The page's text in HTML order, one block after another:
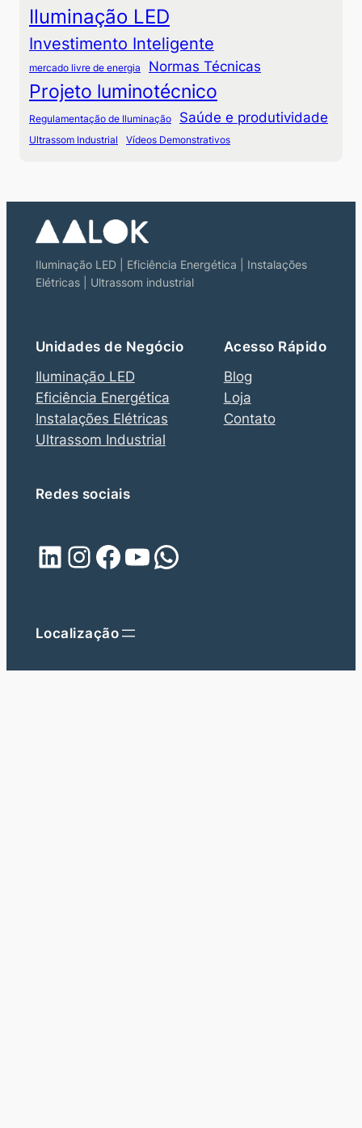
Iluminação LED
Investimento Inteligente
mercado livre de energia Normas Técnicas
Projeto luminotécnico
Regulamentação de Iluminação Saúde e produtividade
Ultrassom Industrial Vídeos Demonstrativos
Iluminação LED | Eficiência Energética | Instalações
Elétricas | Ultrassom industrial
Unidades de Negócio
Iluminação LED
Eficiência Energética
Instalações Elétricas
Ultrassom Industrial
Acesso Rápido
Blog
Loja
Contato
Redes sociais
LinkedIn Instagram Facebook Youtube WhatsApp
Localização